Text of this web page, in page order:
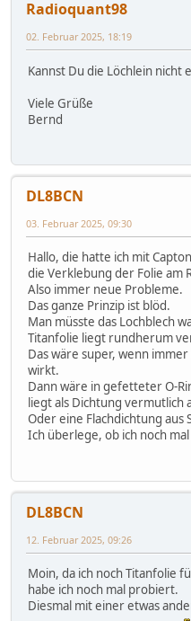
Radioquant98
02. Februar 2025, 18:19
Kannst Du die Löchlein nicht
Viele Grüße
Bernd
DL8BCN
03. Februar 2025, 09:30
Hallo, die hatte ich mit
die Verklebung der Folie am
Also immer neue Probleme.
Das ganze Prinzip ist blöd.
Man müsste das Lochblech
Titanfolie liegt rundherum
Das wäre super, wenn
wirkt.
Dann wäre in gefetteter O-
liegt als Dichtung vermutlich
Oder eine Flachdichtung aus
Ich überlege, ob ich noch
DL8BCN
12. Februar 2025, 09:26
Moin, da ich noch Titanfolie
habe ich noch mal probiert.
Diesmal mit einer etwas